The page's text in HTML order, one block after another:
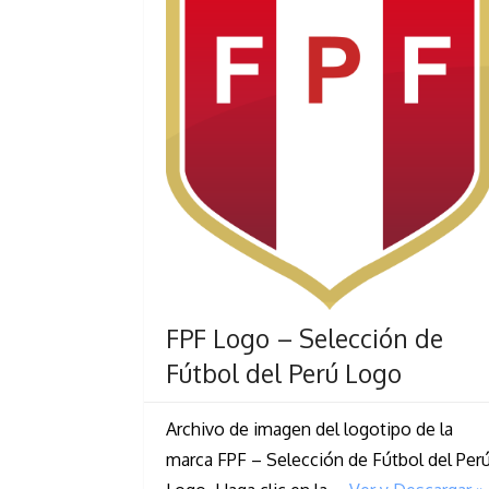
FPF Logo – Selección de
Fútbol del Perú Logo
Archivo de imagen del logotipo de la
marca FPF – Selección de Fútbol del